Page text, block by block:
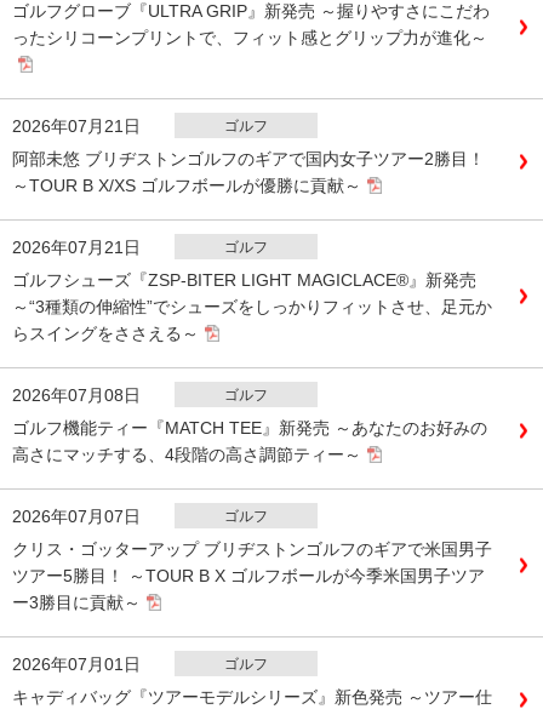
ゴルフグローブ『ULTRA GRIP』新発売 ～握りやすさにこだわ
ったシリコーンプリントで、フィット感とグリップ力が進化～
2026年07月21日 ゴルフ
阿部未悠 ブリヂストンゴルフのギアで国内女子ツアー2勝目！
～TOUR B X/XS ゴルフボールが優勝に貢献～
2026年07月21日 ゴルフ
ゴルフシューズ『ZSP-BITER LIGHT MAGICLACE®』新発売
～“3種類の伸縮性”でシューズをしっかりフィットさせ、足元か
らスイングをささえる～
2026年07月08日 ゴルフ
ゴルフ機能ティー『MATCH TEE』新発売 ～あなたのお好みの
高さにマッチする、4段階の高さ調節ティー～
2026年07月07日 ゴルフ
クリス・ゴッターアップ ブリヂストンゴルフのギアで米国男子
ツアー5勝目！ ～TOUR B X ゴルフボールが今季米国男子ツア
ー3勝目に貢献～
2026年07月01日 ゴルフ
キャディバッグ『ツアーモデルシリーズ』新色発売 ～ツアー仕